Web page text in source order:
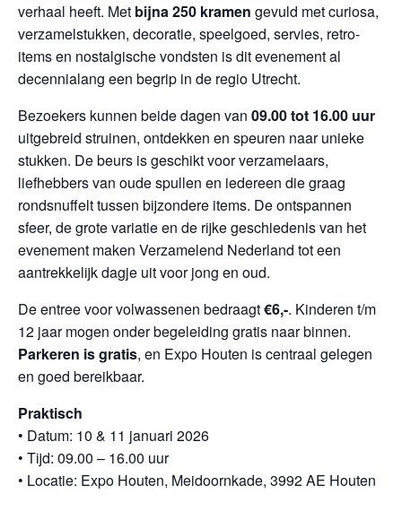
verhaal heeft. Met bijna 250 kramen gevuld met curiosa,
verzamelstukken, decoratie, speelgoed, servies, retro-
items en nostalgische vondsten is dit evenement al
decennialang een begrip in de regio Utrecht.
Bezoekers kunnen beide dagen van 09.00 tot 16.00 uur
uitgebreid struinen, ontdekken en speuren naar unieke
stukken. De beurs is geschikt voor verzamelaars,
liefhebbers van oude spullen en iedereen die graag
rondsnuffelt tussen bijzondere items. De ontspannen
sfeer, de grote variatie en de rijke geschiedenis van het
evenement maken Verzamelend Nederland tot een
aantrekkelijk dagje uit voor jong en oud.
De entree voor volwassenen bedraagt€6,-. Kinderen t/m
12 jaar mogen onder begeleiding gratis naar binnen.
Parkeren is gratis, en Expo Houten is centraal gelegen
en goed bereikbaar.
Praktisch
• Datum: 10 & 11 januari 2026
• Tijd: 09.00 – 16.00 uur
• Locatie: Expo Houten, Meidoornkade, 3992 AE Houten